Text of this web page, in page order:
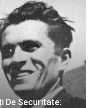
De Securitate: